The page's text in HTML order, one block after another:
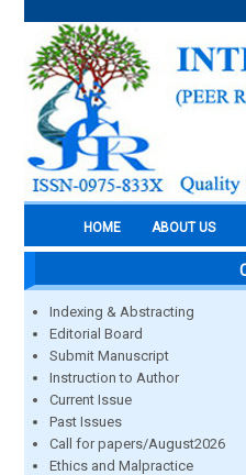
HOME ABOUT US
Indexing & Abstracting
Editorial Board
Submit Manuscript
Instruction to Author
Current Issue
Past Issues
Call for papers/August2026
Ethics and Malpractice